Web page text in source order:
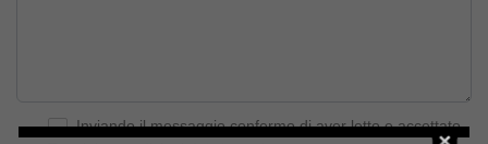
Inviando il messaggio confermo di aver letto e accettato